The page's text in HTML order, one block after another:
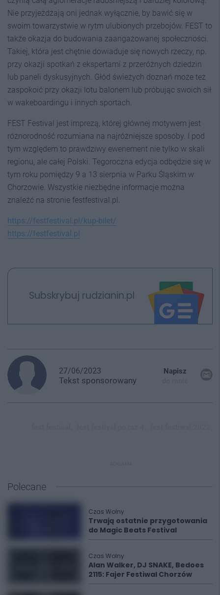
Nie przyjeżdżają oni jednak wyłącznie, by bawić się w
swoim towarzystwie w rytm ulubionych przebojów. FEST to
także okazja do budowania zaangażowanej społeczności.
Takiej, która jest chętnie dowiaduje się nowych rzeczy, np.
przy okazji spotkań z ekspertami z przeróżnych dziedzin
lub paneli dyskusyjnych. Głód świeżych doznań może też
zaspokoić przy okazji lotu balonem lub próbując swoich sił
w wakeboardingu i innych sportach.
FEST Festival jest imprezą, której głównej motywem jest
różnorodność rozumiana na najróżniejsze sposoby. I pod
tym względem to prawdziwy ewenement nie tylko w skali
regionu, ale całej Polski. Tegoroczna edycja odbędzie się w
tym roku pomiędzy 9 a 13 sierpnia w Parku Śląskim w
Chorzowie. Wszystkie niezbędne informacje można
znaleźć na stronie festfestival.pl.
https://festfestival.pl/kup-bilet/
https://festfestival.pl
Subskrybuj rudzianin.pl
27/06/2023
Tekst sponsorowany
Napisz
Polecane
Czas Wolny
Trwają ostatnie przygotowania
do Magic Beats Festival
Czas Wolny
Alan Walker, DJ SNAKE, Bedoes
2115: Fajer Festiwal Chorzów